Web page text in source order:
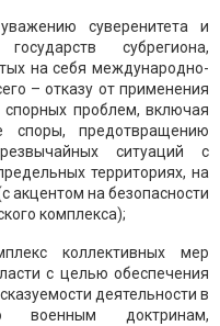
суверенитета и
субрегиона,
на себя международно-
– отказу от применения
проблем, включая
споры, предотвращению
ситуаций с
территориях, на
акцентом на безопасности
комплекса);
коллективных мер
с целью обеспечения
деятельности в
доктринам,